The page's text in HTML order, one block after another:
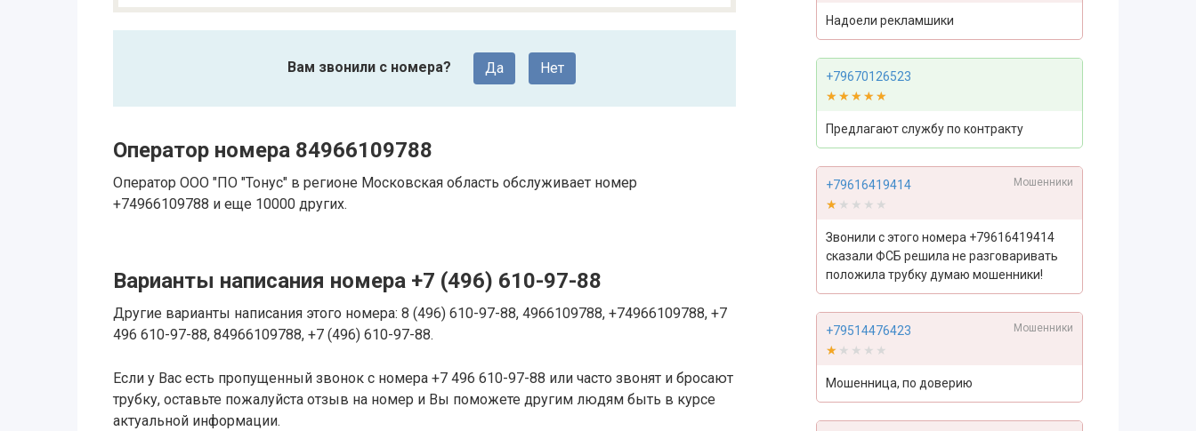
Вам звонили с номера? Да Нет
Оператор номера 84966109788
Оператор ООО "ПО "Тонус" в регионе Московская область обслуживает номер
+74966109788 и еще 10000 других.
Варианты написания номера +7 (496) 610-97-88
Другие варианты написания этого номера: 8 (496) 610-97-88, 4966109788, +74966109788, +7
496 610-97-88, 84966109788, +7 (496) 610-97-88.
Если у Вас есть пропущенный звонок с номера +7 496 610-97-88 или часто звонят и бросают
трубку, оставьте пожалуйста отзыв на номер и Вы поможете другим людям быть в курсе
актуальной информации.
Надоели рекламшики
+79670126523
★★★★★
★★★★★
Предлагают службу по контракту
+79616419414 Мошенники
★★★★★
★★★★★
Звонили с этого номера +79616419414
сказали ФСБ решила не разговаривать
положила трубку думаю мошенники!
+79514476423 Мошенники
★★★★★
★★★★★
Мошенница, по доверию